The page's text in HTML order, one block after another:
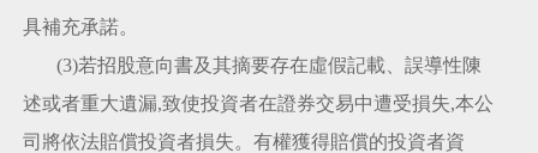
具補充承諾。
(3)若招股意向書及其摘要存在虛假記載、誤導性陳
述或者重大遺漏,致使投資者在證券交易中遭受損失,本公
司將依法賠償投資者損失。有權獲得賠償的投資者資